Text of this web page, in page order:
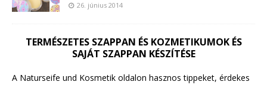
26. június 2014
TERMÉSZETES SZAPPAN ÉS KOZMETIKUMOK ÉS
SAJÁT SZAPPAN KÉSZÍTÉSE
A Naturseife und Kosmetik oldalon hasznos tippeket, érdekes